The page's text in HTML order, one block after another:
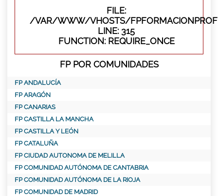
FILE:
/VAR/WWW/VHOSTS/
LINE: 315
FUNCTION: REQUIRE_ONCE
FP POR COMUNIDADES
FP ANDALUCÍA
FP ARAGÓN
FP CANARIAS
FP CASTILLA LA MANCHA
FP CASTILLA Y LEÓN
FP CATALUÑA
FP CIUDAD AUTONOMA DE MELILLA
FP COMUNIDAD AUTÓNOMA DE CANTABRIA
FP COMUNIDAD AUTÓNOMA DE LA RIOJA
FP COMUNIDAD DE MADRID